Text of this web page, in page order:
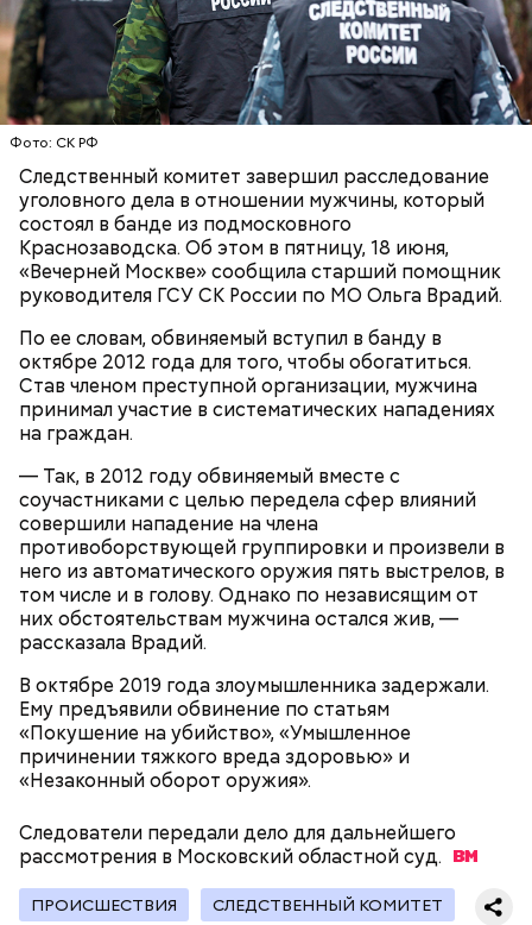
Фото: СК РФ
Следственный комитет завершил расследование
уголовного дела в отношении мужчины, который
состоял в банде из подмосковного
Краснозаводска. Об этом в пятницу, 18 июня,
«Вечерней Москве» сообщила старший помощник
руководителя ГСУ СК России по МО Ольга Врадий.
По ее словам, обвиняемый вступил в банду в
октябре 2012 года для того, чтобы обогатиться.
Став членом преступной организации, мужчина
принимал участие в систематических нападениях
на граждан.
— Так, в 2012 году обвиняемый вместе с
соучастниками с целью передела сфер влияний
совершили нападение на члена
противоборствующей группировки и произвели в
него из автоматического оружия пять выстрелов, в
том числе и в голову. Однако по независящим от
них обстоятельствам мужчина остался жив, —
рассказала Врадий.
В октябре 2019 года злоумышленника задержали.
Ему предъявили обвинение по статьям
«Покушение на убийство», «Умышленное
причинении тяжкого вреда здоровью» и
«Незаконный оборот оружия».
Следователи передали дело для дальнейшего
рассмотрения в Московский областнойсуд.
ПРОИСШЕСТВИЯ СЛЕДСТВЕННЫЙ КОМИТЕТ